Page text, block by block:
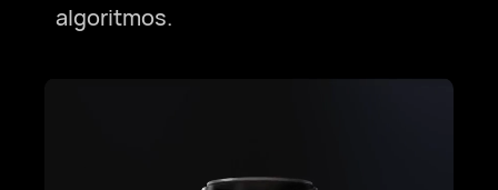
algoritmos.